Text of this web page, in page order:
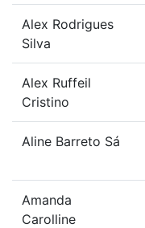
Alex Rodrigues
Silva
Alex Ruffeil
Cristino
Aline Barreto Sá
Amanda
Carolline